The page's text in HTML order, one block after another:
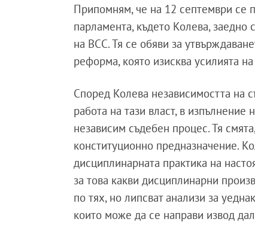
Припомням, че на 12 септември се
парламента, където Колева, заедно
на ВСС. Тя се обяви за
реформа, която изисква усилията
Според Колева независимостта на
работа на тази власт, в
независим съдебен процес. Тя
конституционно предназначение.
дисциплинарната практика на
за това какви дисциплинарни
по тях, но липсват анализи за
които може да се направи извод